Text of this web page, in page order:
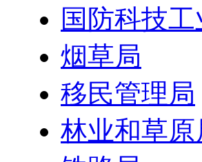
国防科技工
烟草局
移民管理局
林业和草原